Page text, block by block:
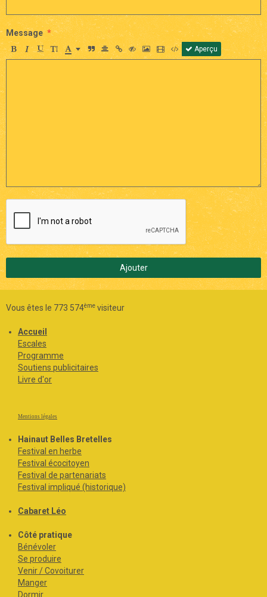
Message
Aperçu
Ajouter
Vous êtes le 773 574ème visiteur
Accueil
Escales
Programme
Soutiens publicitaires
Livre d'or
Mentions légales
Hainaut Belles Bretelles
Festival en herbe
Festival écocitoyen
Festival de partenariats
Festival impliqué (historique)
Cabaret Léo
Côté pratique
Bénévoler
Se produire
Venir / Covoiturer
Manger
Dormir